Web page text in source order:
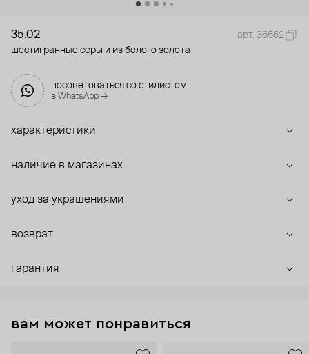
35.02
арт. 36562
шестигранные серьги из белого золота
посоветоваться со стилистом
в WhatsApp →
характеристики
наличие в магазинах
уход за украшениями
возврат
гарантия
вам может понравиться